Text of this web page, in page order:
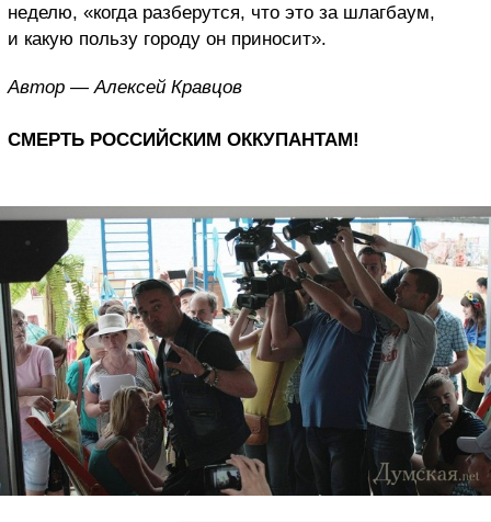
неделю, «когда разберутся, что это за шлагбаум,
и какую пользу городу он приносит».
Автор — Алексей Кравцов
СМЕРТЬ РОССИЙСКИМ ОККУПАНТАМ!